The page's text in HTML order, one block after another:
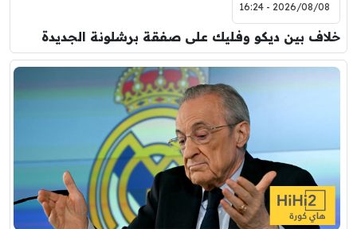
2026/08/08 - 16:24
خلاف بين ديكو وفليك على صفقة برشلونة الجديدة